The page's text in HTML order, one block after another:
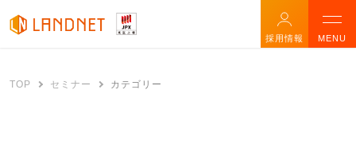
採用情報 MENU
TOP セミナー カテゴリー